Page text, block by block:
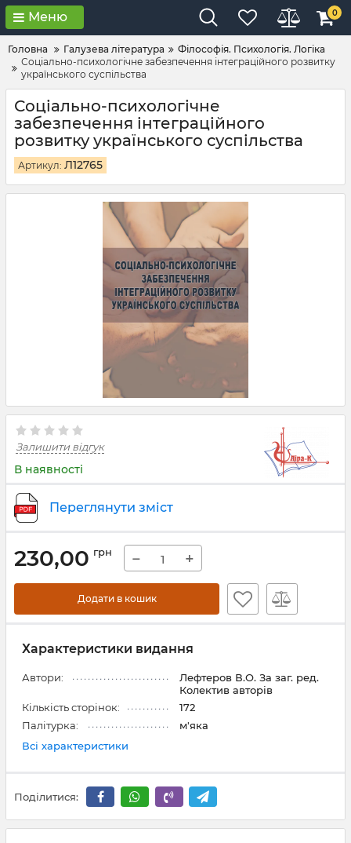
Меню 0
Головна Галузева література
Філософія. Психологія. Логіка
Соціально-психологічне забезпечення інтеграційного розвитку
українського суспільства
Соціально-психологічне
забезпечення інтеграційного
розвитку українського суспільства
Артикул: Л12765
Залишити відгук
В наявності
Переглянути зміст
230,00 грн − +
Додати в кошик
Характеристики видання
Автори:
Лефтеров В.О. За заг. ред.
Колектив авторів
Кількість сторінок:
172
Палітурка:
м'яка
Всі характеристики
Поділитися: